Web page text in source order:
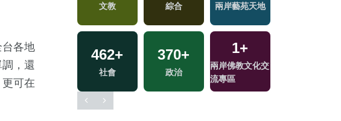
各地
，還
可在
福建林公信俗文
化專區
文教 綜合 兩岸藝苑天地
462+
社會
370+
政治
1+
兩岸佛教文化交
流專區